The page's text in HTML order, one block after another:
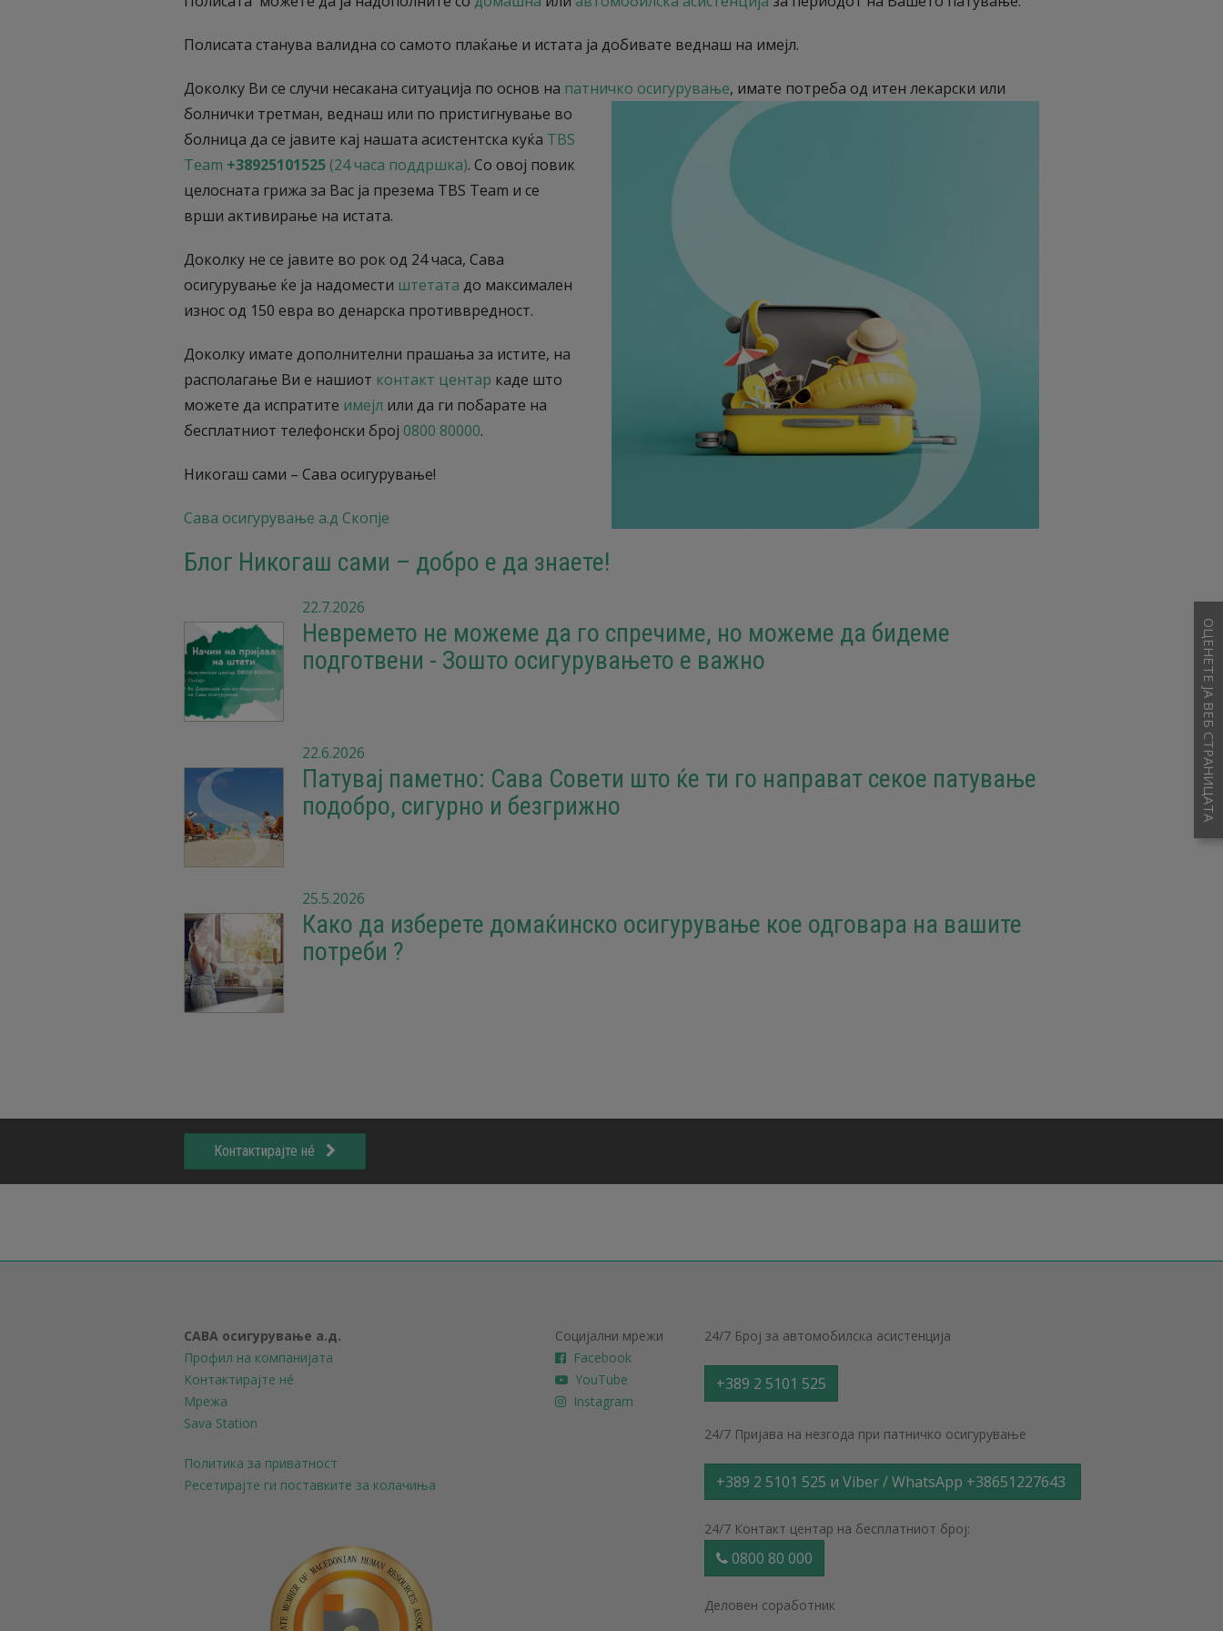
Полисата станува валидна со самото плаќање и истата ја добивате веднаш на имејл.
Доколку Ви се случи несакана ситуација по основ на патничко осигурување, имате потреба од итен лекарски или
болнички третман, веднаш или по пристигнување во
болница да се јавите кај нашата асистентска куќа TBS
Team +38925101525 (24 часа поддршка). Со овој повик
целосната грижа за Вас ја презема TBS Team и се
врши активирање на истата.
Доколку не се јавите во рок од 24 часа, Сава
осигурување ќе ја надомести штетата до максимален
износ од 150 евра во денарска противвредност.
Доколку имате дополнителни прашања за истите, на
располагање Ви е нашиот контакт центар каде што
можете да испратите имејл или да ги побарате на
бесплатниот телефонски број 0800 80000.
Никогаш сами – Сава осигурување!
Сава осигурување а.д Скопје
Блог Никогаш сами – добро е да знаете!
22.7.2026
Невремето не можеме да го спречиме, но можеме да бидеме
подготвени - Зошто осигурувањето е важно
22.6.2026
Патувај паметно: Сава Совети што ќе ти го направат секое патување
подобро, сигурно и безгрижно
25.5.2026
Како да изберете домаќинско осигурување кое одговара на вашите
потреби ?
Контактирајте нé
САВА осигурување а.д.
Профил на компанијата
Контактирајте нé
Мрежа
Sava Station
Политика за приватност
Ресетирајте ги поставките за колачиња
Социјални мрежи
Facebook
YouTube
Instagram
24/7 Број за автомобилска асистенција
+389 2 5101 525
24/7 Пријава на незгода при патничко осигурување
+389 2 5101 525 и Viber / WhatsApp +38651227643
24/7 Контакт центар на бесплатниот број:
0800 80 000
Деловен соработник
ОЦЕНЕТЕ ЈА ВЕБ СТРАНИЦАТА